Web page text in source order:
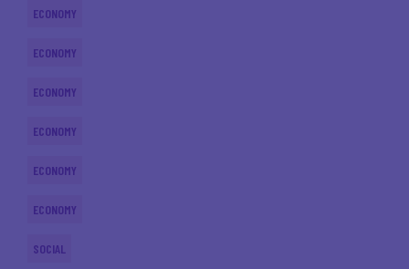
ECONOMY
ECONOMY
ECONOMY
ECONOMY
ECONOMY
ECONOMY
SOCIAL